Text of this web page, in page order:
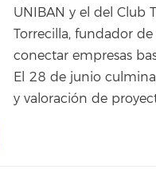
UNIBAN y el del Club
Torrecilla, fundador
conectar empresas
El 28 de junio
y valoración de